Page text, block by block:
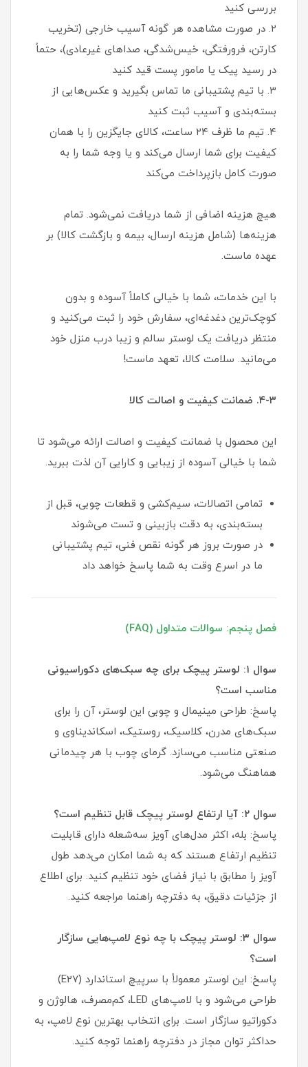
بررسی کنید
۲. در صورت مشاهده هر گونه آسیب خارجی (تخریب
کارتن، فرورفتگی، خیس‌شدگی، صداهای غیرعادی)، حتماً
در رسید پیک یا مامور پست قید کنید
۳. با تیم پشتیبانی ما تماس بگیرید و عکس‌هایی از
بسته‌بندی و آسیب ثبت کنید
۴. تیم ما ظرف ۲۴ ساعت، کالای جایگزین را با همان
کیفیت برای شما ارسال می‌کند و یا وجه شما را به
صورت کامل بازپرداخت می‌کند
هیچ هزینه اضافی از شما دریافت نمی‌شود. تمام
هزینه‌ها (شامل هزینه ارسال، بیمه و بازگشت کالا) بر
عهده ماست.
با این خدمات، شما با خیالی کاملاً آسوده و بدون
کوچک‌ترین دغدغه‌ای، سفارش خود را ثبت می‌کنید و
منتظر دریافت یک لوستر سالم و زیبا درب منزل خود
می‌مانید. سلامت کالا، تعهد ماست!
۴-۳. ضمانت کیفیت و اصالت کالا
این محصول با ضمانت کیفیت و اصالت ارائه می‌شود تا
شما با خیالی آسوده از زیبایی و کارایی آن لذت ببرید.
تمامی اتصالات، سیم‌کشی و قطعات چوبی، قبل از
بسته‌بندی، به دقت بازبینی و تست می‌شوند
در صورت بروز هر گونه نقص فنی، تیم پشتیبانی
ما در اسرع وقت به شما پاسخ خواهد داد
فصل پنجم: سوالات متداول (FAQ)
سوال ۱: لوستر پیچک برای چه سبک‌های دکوراسیونی
مناسب است؟
پاسخ: طراحی مینیمال و چوبی این لوستر، آن را برای
سبک‌های مدرن، کلاسیک، روستیک، اسکاندیناوی و
صنعتی مناسب می‌سازد. گرمای چوب با هر چیدمانی
هماهنگ می‌شود.
سوال ۲: آیا ارتفاع لوستر پیچک قابل تنظیم است؟
پاسخ: بله، اکثر مدل‌های آویز سه‌شعله دارای قابلیت
تنظیم ارتفاع هستند که به شما امکان می‌دهد طول
آویز را مطابق با نیاز فضای خود تنظیم کنید. برای اطلاع
از جزئیات دقیق، به دفترچه راهنما مراجعه کنید.
سوال ۳: لوستر پیچک با چه نوع لامپ‌هایی سازگار
است؟
پاسخ: این لوستر معمولاً با سرپیچ استاندارد (E27)
طراحی می‌شود و با لامپ‌های LED، کم‌مصرف، هالوژن و
دکوراتیو سازگار است. برای انتخاب بهترین نوع لامپ، به
حداکثر توان مجاز در دفترچه راهنما توجه کنید.